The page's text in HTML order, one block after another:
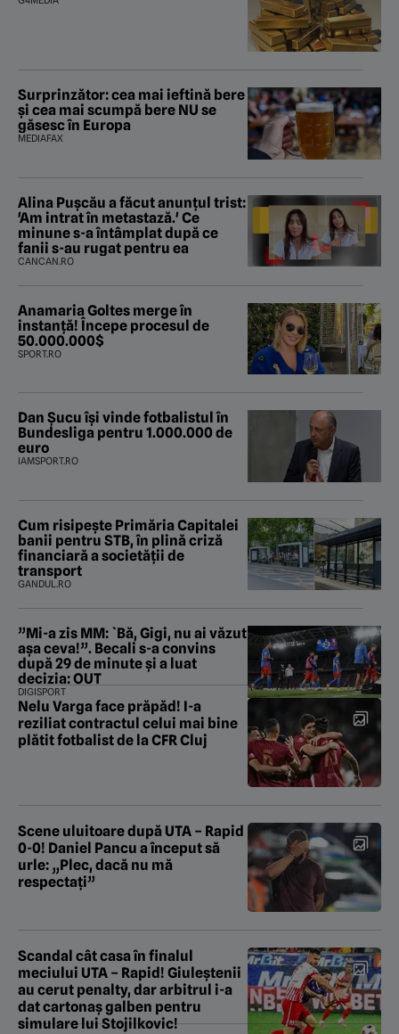
Surprinzător: cea mai ieftină bere
și cea mai scumpă bere NU se
găsesc în Europa
MEDIAFAX
Alina Pușcău a făcut anunțul trist:
'Am intrat în metastază.' Ce
minune s-a întâmplat după ce
fanii s-au rugat pentru ea
CANCAN.RO
Anamaria Goltes merge în
instanță! Începe procesul de
50.000.000$
SPORT.RO
Dan Șucu își vinde fotbalistul în
Bundesliga pentru 1.000.000 de
euro
IAMSPORT.RO
Cum risipește Primăria Capitalei
banii pentru STB, în plină criză
financiară a societății de
transport
GANDUL.RO
”Mi-a zis MM: `Bă, Gigi, nu ai văzut
așa ceva!”. Becali s-a convins
după 29 de minute și a luat
decizia: OUT
DIGISPORT
Nelu Varga face prăpăd! I-a
reziliat contractul celui mai bine
plătit fotbalist de la CFR Cluj
Scene uluitoare după UTA – Rapid
0-0! Daniel Pancu a început să
urle: „Plec, dacă nu mă
respectați”
Scandal cât casa în finalul
meciului UTA – Rapid! Giuleștenii
au cerut penalty, dar arbitrul i-a
dat cartonaș galben pentru
simulare lui Stojilkovic!